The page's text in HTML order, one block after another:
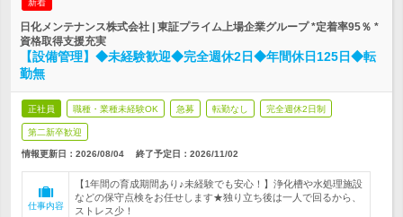
新着
日化メンテナンス株式会社 | 東証プライム上場企業グループ *定着率95％ *
資格取得支援充実
【設備管理】◆未経験歓迎◆完全週休2日◆年間休日125日◆転
勤無
正社員 職種・業種未経験OK 急募 転勤なし 完全週休2日制
第二新卒歓迎
情報更新日：2026/08/04 終了予定日： 2026/11/02
仕事内容
【1年間の育成期間あり♪未経験でも安心！】浄化槽や水処理施設
などの保守点検をお任せします★独り立ち後は一人で回るから、
ストレス少！